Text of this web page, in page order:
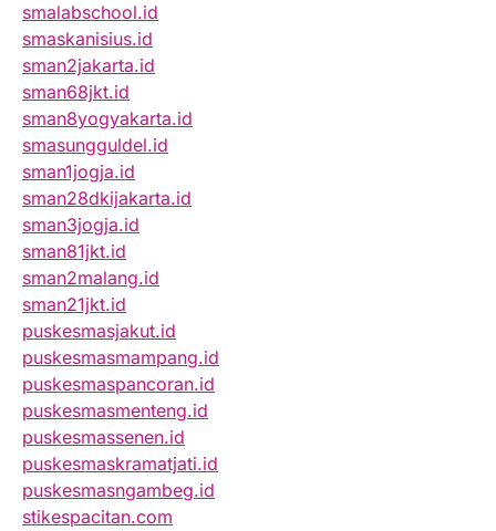
smalabschool.id
smaskanisius.id
sman2jakarta.id
sman68jkt.id
sman8yogyakarta.id
smasungguldel.id
sman1jogja.id
sman28dkijakarta.id
sman3jogja.id
sman81jkt.id
sman2malang.id
sman21jkt.id
puskesmasjakut.id
puskesmasmampang.id
puskesmaspancoran.id
puskesmasmenteng.id
puskesmassenen.id
puskesmaskramatjati.id
puskesmasngambeg.id
stikespacitan.com